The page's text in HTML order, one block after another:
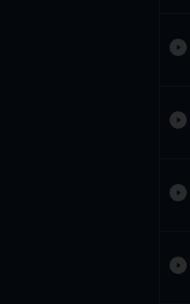
play_circle_filled
play_circle_filled
play_circle_filled
play_circle_filled